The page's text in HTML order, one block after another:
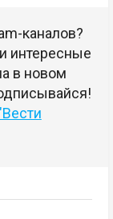
каналов?
интересные
в новом